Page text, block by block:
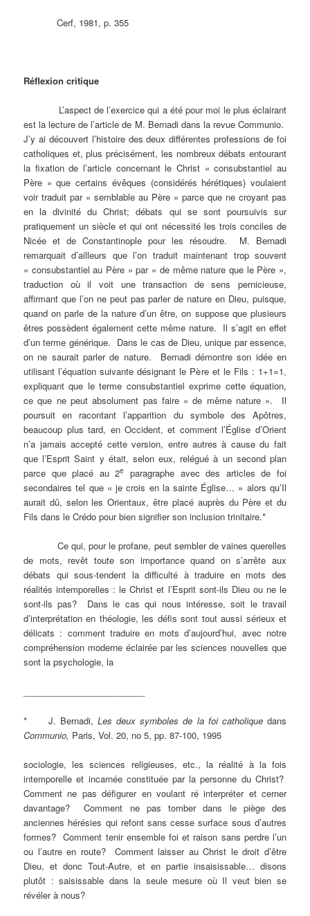
Cerf, 1981, p. 355
Réflexion critique
L’aspect de l’exercice qui a été pour moi le plus éclairant
est la lecture de l’article de M. Bernadi dans la revue Communio.
J’y ai découvert l’histoire des deux différentes professions de foi
catholiques et, plus précisément, les nombreux débats entourant
la fixation de l’article concernant le Christ « consubstantiel au
Père » que certains évêques (considérés hérétiques) voulaient
voir traduit par « semblable au Père » parce que ne croyant pas
en la divinité du Christ; débats qui se sont poursuivis sur
pratiquement un siècle et qui ont nécessité les trois conciles de
Nicée et de Constantinople pour les résoudre. M. Bernadi
remarquait d’ailleurs que l’on traduit maintenant trop souvent
« consubstantiel au Père » par « de même nature que le Père »,
traduction où il voit une transaction de sens pernicieuse,
affirmant que l’on ne peut pas parler de nature en Dieu, puisque,
quand on parle de la nature d’un être, on suppose que plusieurs
êtres possèdent également cette même nature. Il s’agit en effet
d’un terme générique. Dans le cas de Dieu, unique par essence,
on ne saurait parler de nature. Bernadi démontre son idée en
utilisant l’équation suivante désignant le Père et le Fils : 1+1=1,
expliquant que le terme consubstantiel exprime cette équation,
ce que ne peut absolument pas faire « de même nature ». Il
poursuit en racontant l’apparition du symbole des Apôtres,
beaucoup plus tard, en Occident, et comment l’Église d’Orient
n’a jamais accepté cette version, entre autres à cause du fait
que l’Esprit Saint y était, selon eux, relégué à un second plan
parce que placé au 2e
paragraphe avec des articles de foi
secondaires tel que « je crois en la sainte Église… » alors qu’Il
aurait dû, selon les Orientaux, être placé auprès du Père et du
Fils dans le Crédo pour bien signifier son inclusion trinitaire.*
Ce qui, pour le profane, peut sembler de vaines querelles
de mots, revêt toute son importance quand on s’arrête aux
débats qui sous-tendent la difficulté à traduire en mots des
réalités intemporelles : le Christ et l’Esprit sont-ils Dieu ou ne le
sont-ils pas? Dans le cas qui nous intéresse, soit le travail
d’interprétation en théologie, les défis sont tout aussi sérieux et
délicats : comment traduire en mots d’aujourd’hui, avec notre
compréhension moderne éclairée par les sciences nouvelles que
sont la psychologie, la
* J. Bernadi, Les deux symboles de la foi catholique dans
Communio, Paris, Vol. 20, no 5, pp. 87-100, 1995
sociologie, les sciences religieuses, etc., la réalité à la fois
intemporelle et incarnée constituée par la personne du Christ?
Comment ne pas défigurer en voulant ré interpréter et cerner
davantage? Comment ne pas tomber dans le piège des
anciennes hérésies qui refont sans cesse surface sous d’autres
formes? Comment tenir ensemble foi et raison sans perdre l’un
ou l’autre en route? Comment laisser au Christ le droit d’être
Dieu, et donc Tout-Autre, et en partie insaisissable… disons
plutôt : saisissable dans la seule mesure où Il veut bien se
révéler à nous?